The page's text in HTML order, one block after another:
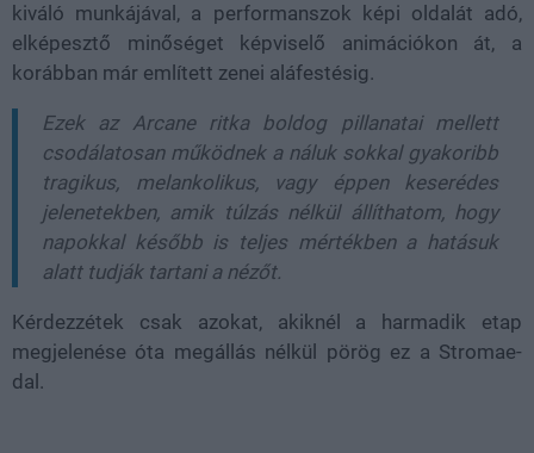
kiváló munkájával, a performanszok képi oldalát adó,
elképesztő minőséget képviselő animációkon át, a
korábban már említett zenei aláfestésig.
Ezek az Arcane ritka boldog pillanatai mellett
csodálatosan működnek a náluk sokkal gyakoribb
tragikus, melankolikus, vagy éppen keserédes
jelenetekben, amik túlzás nélkül állíthatom, hogy
napokkal később is teljes mértékben a hatásuk
alatt tudják tartani a nézőt.
Kérdezzétek csak azokat, akiknél a harmadik etap
megjelenése óta megállás nélkül pörög ez a Stromae-
dal.